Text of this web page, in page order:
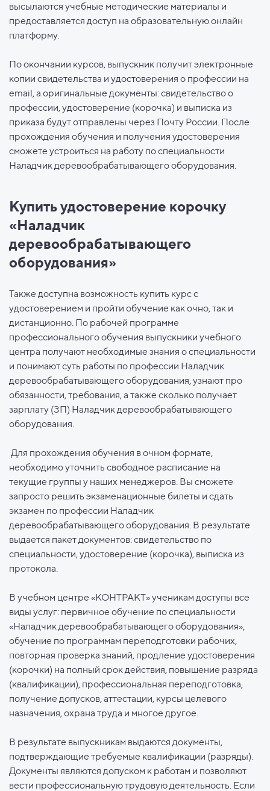
высылаются учебные методические материалы и
предоставляется доступ на образовательную онлайн
платформу.
По окончании курсов, выпускник получит электронные
копии свидетельства и удостоверения о профессии на
email, а оригинальные документы: свидетельство о
профессии, удостоверение (корочка) и выписка из
приказа будут отправлены через Почту России. После
прохождения обучения и получения удостоверения
сможете устроиться на работу по специальности
Наладчик деревообрабатывающего оборудования.
Купить удостоверение корочку
«Наладчик
деревообрабатывающего
оборудования»
Также доступна возможность купить курс с
удостоверением и пройти обучение как очно, так и
дистанционно. По рабочей программе
профессионального обучения выпускники учебного
центра получают необходимые знания о специальности
и понимают суть работы по профессии Наладчик
деревообрабатывающего оборудования, узнают про
обязанности, требования, а также сколько получает
зарплату (ЗП) Наладчик деревообрабатывающего
оборудования.
Для прохождения обучения в очном формате,
необходимо уточнить свободное расписание на
текущие группы у наших менеджеров. Вы сможете
запросто решить экзаменационные билеты и сдать
экзамен по профессии Наладчик
деревообрабатывающего оборудования. В результате
выдается пакет документов: свидетельство по
специальности, удостоверение (корочка), выписка из
протокола.
В учебном центре «КОНТРАКТ» ученикам доступы все
виды услуг: первичное обучение по специальности
«Наладчик деревообрабатывающего оборудования»,
обучение по программам переподготовки рабочих,
повторная проверка знаний, продление удостоверения
(корочки) на полный срок действия, повышение разряда
(квалификации), профессиональная переподготовка,
получение допусков, аттестации, курсы целевого
назначения, охрана труда и многое другое.
В результате выпускникам выдаются документы,
подтверждающие требуемые квалификации (разряды).
Документы являются допуском к работам и позволяют
вести профессиональную трудовую деятельность. Если